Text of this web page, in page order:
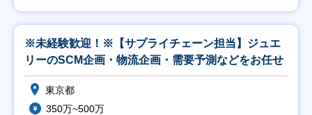
※未経験歓迎！※【サプライチェーン担当】ジュエ
リーのSCM企画・物流企画・需要予測などをお任せ
東京都
350万~500万